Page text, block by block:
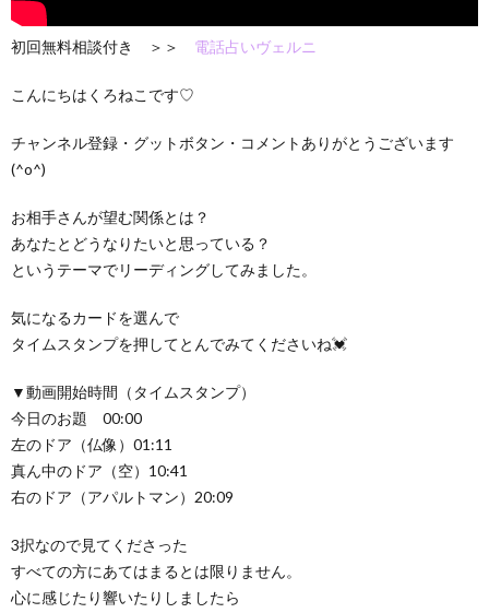
初回無料相談付き ＞＞ 電話占いヴェルニ
こんにちはくろねこです♡
チャンネル登録・グットボタン・コメントありがとうございます
(^o^)
お相手さんが望む関係とは？
あなたとどうなりたいと思っている？
というテーマでリーディングしてみました。
気になるカードを選んで
タイムスタンプを押してとんでみてくださいね💓
▼動画開始時間（タイムスタンプ）
今日のお題 00:00
左のドア（仏像）01:11
真ん中のドア（空）10:41
右のドア（アパルトマン）20:09
3択なので見てくださった
すべての方にあてはまるとは限りません。
心に感じたり響いたりしましたら